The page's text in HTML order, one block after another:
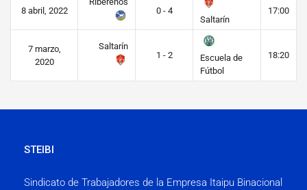
8 abril, 2022
0 - 4
Saltarín
17:00
7 marzo,
2020
Saltarín
1 - 2
Escuela de
Fútbol
18:20
STEIBI
Sindicato de Trabajadores de la Empresa Itaipu Binacional